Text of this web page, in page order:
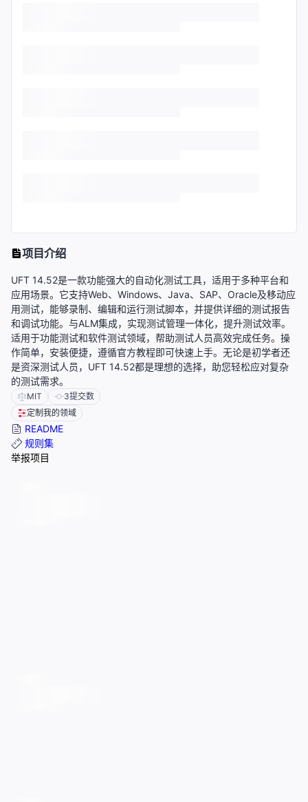
项目介绍
UFT 14.52是一款功能强大的自动化测试工具，适用于多种平台和
应用场景。它支持Web、Windows、Java、SAP、Oracle及移动应
用测试，能够录制、编辑和运行测试脚本，并提供详细的测试报告
和调试功能。与ALM集成，实现测试管理一体化，提升测试效率。
适用于功能测试和软件测试领域，帮助测试人员高效完成任务。操
作简单，安装便捷，遵循官方教程即可快速上手。无论是初学者还
是资深测试人员，UFT 14.52都是理想的选择，助您轻松应对复杂
的测试需求。
MIT 3提交数
定制我的领域
README
规则集
举报项目